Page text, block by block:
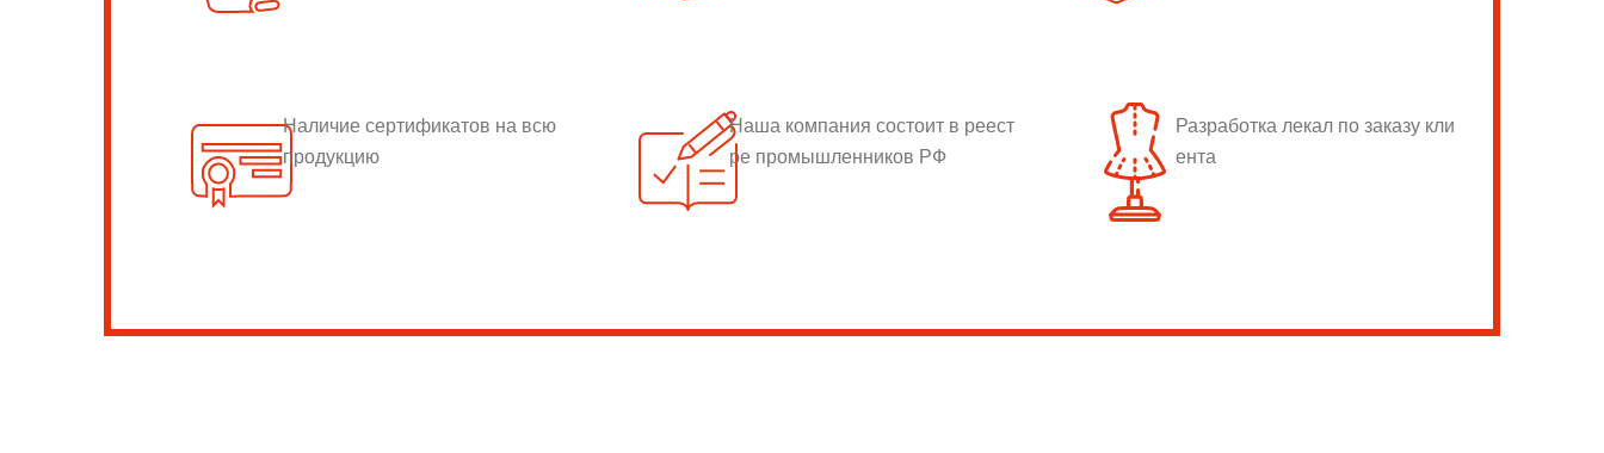
Наличие сертификатов на всю
продукцию
Наша компания состоит в реест
ре промышленников РФ
Разработка лекал по заказу кли
ента